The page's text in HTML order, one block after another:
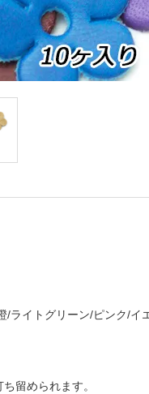
ライトグリーン/ピンク/イ
留められます。